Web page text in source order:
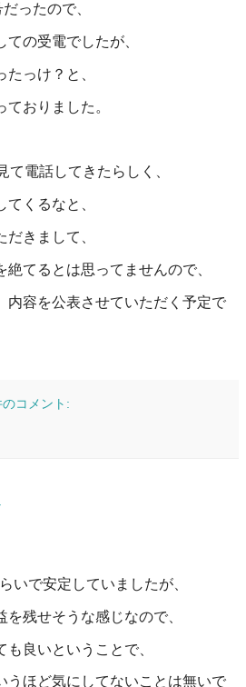
ったので、
の受電でしたが、
っけ？と、
おりました。
て電話してきたらしく、
くるなと、
きまして、
絶てるとは思ってませんので、
内容を公表させていただく予定で
コメント:
いで安定していましたが、
残せそうな感じなので、
も良いということで、
うほど気にしてないことは無いで